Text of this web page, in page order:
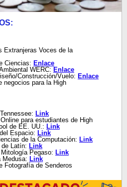
Extranjeras Voces de la
Ciencias: Enlace
WERC: Enlace
Construcción/Vuelo: Enlace
negocios para la High
Link
para estudiantes de High
de EE. UU.: Link
Espacio: Link
de la Computación: Link
de Latín: Link
Pegaso: Link
Medusa: Link
Fotografía de Senderos